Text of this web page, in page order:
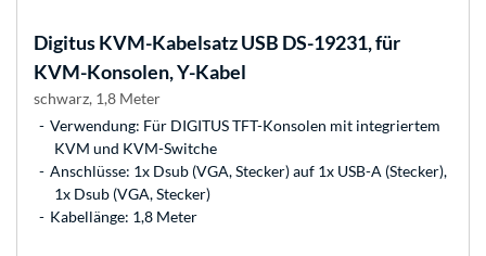
DigitusKVM-Kabelsatz USB DS-19231, für
KVM-Konsolen, Y-Kabel
schwarz, 1,8 Meter
Verwendung: Für DIGITUS TFT-Konsolen mit integriertem
KVM und KVM-Switche
Anschlüsse: 1x Dsub (VGA, Stecker) auf 1x USB-A (Stecker),
1x Dsub (VGA, Stecker)
Kabellänge: 1,8 Meter